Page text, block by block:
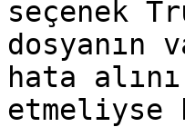
seçenek
hata